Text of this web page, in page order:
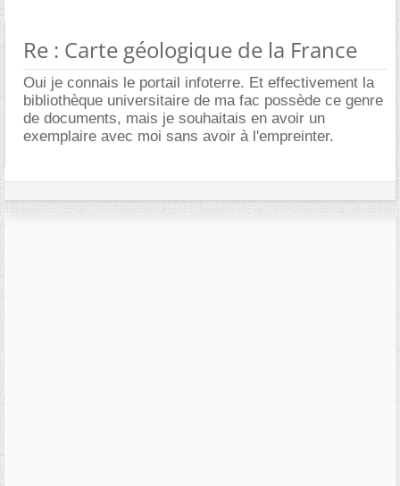
Re : Carte géologique de la France
Oui je connais le portail infoterre. Et effectivement la
bibliothèque universitaire de ma fac possède ce genre
de documents, mais je souhaitais en avoir un
exemplaire avec moi sans avoir à l'empreinter.